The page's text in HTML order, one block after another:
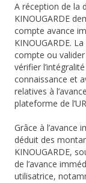
A réception de la
KINOUGARDE
compte avance
KINOUGARDE.
compte ou valider
vérifier
connaissance et
relatives à
plateforme de
Grâce à l’avance
déduit des
KINOUGARDE,
de l’avance
utilisatrice,